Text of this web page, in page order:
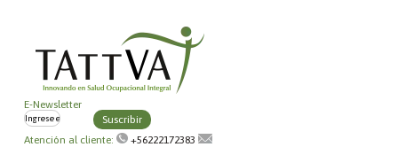
E-Newsletter
Suscribir
Atención al cliente:
+56222172383